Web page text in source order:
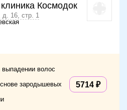
Космодок
д. 16, стр. 1
выпадении волос
зародышевых
5714